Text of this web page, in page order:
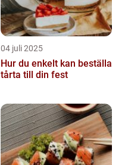
04 juli 2025
Hur du enkelt kan beställa
tårta till din fest